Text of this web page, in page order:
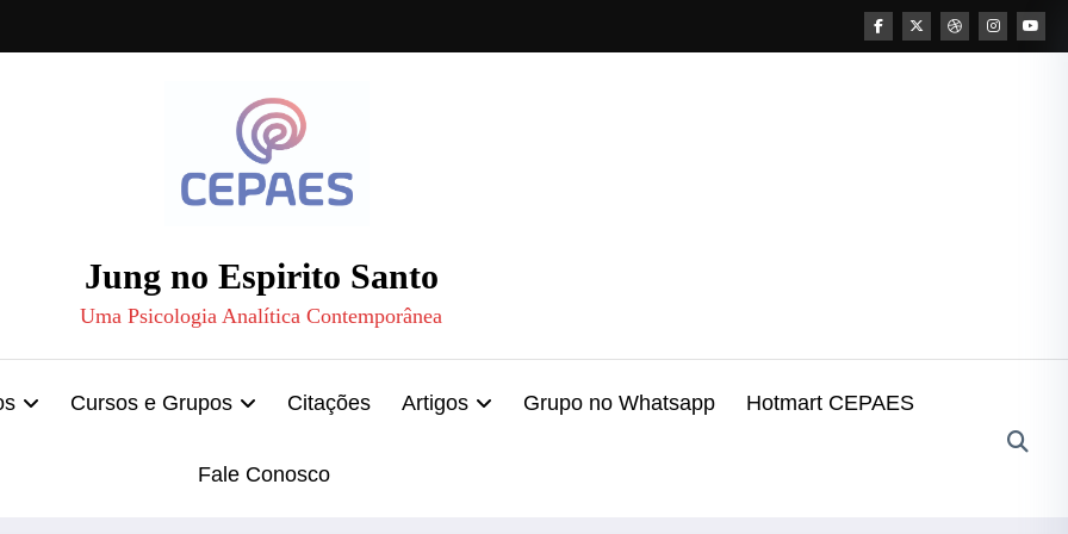
Jung no Espirito Santo
Uma Psicologia Analítica Contemporânea
Cursos e Grupos Citações Artigos Grupo no Whatsapp Hotmart CEPAES
Fale Conosco